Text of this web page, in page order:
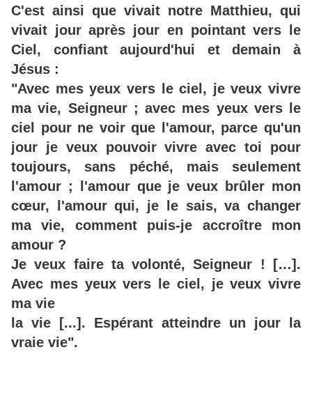
C'est ainsi que vivait notre Matthieu, qui
vivait jour après jour en pointant vers le
Ciel, confiant aujourd'hui et demain à
Jésus :
"Avec mes yeux vers le ciel, je veux vivre
ma vie, Seigneur ; avec mes yeux vers le
ciel pour ne voir que l'amour, parce qu'un
jour je veux pouvoir vivre avec toi pour
toujours, sans péché, mais seulement
l'amour ; l'amour que je veux brûler mon
cœur, l'amour qui, je le sais, va changer
ma vie, comment puis-je accroître mon
amour ?
Je veux faire ta volonté, Seigneur ! […].
Avec mes yeux vers le ciel, je veux vivre
ma vie
la vie [...]. Espérant atteindre un jour la
vraie vie".